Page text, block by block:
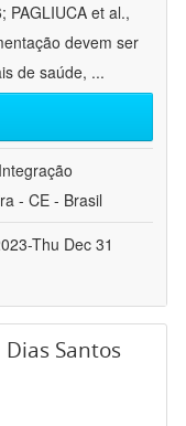
PAGLIUCA et al.,
devem ser
de saúde, ...
- CE - Brasil
Thu Dec 31
Santos